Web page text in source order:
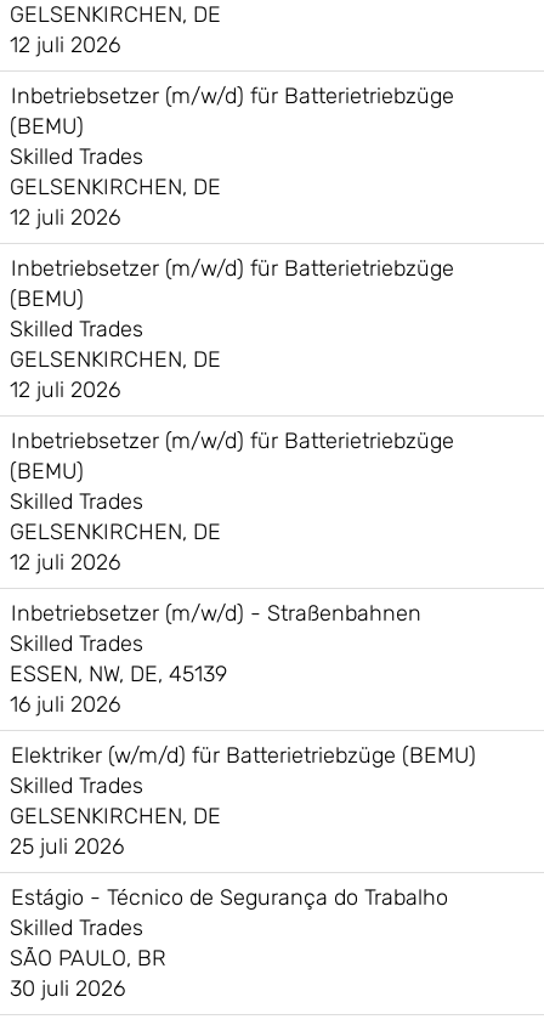
GELSENKIRCHEN, DE
12 juli 2026
Inbetriebsetzer (m/w/d) für Batterietriebzüge
(BEMU)
Skilled Trades
GELSENKIRCHEN, DE
12 juli 2026
Inbetriebsetzer (m/w/d) für Batterietriebzüge
(BEMU)
Skilled Trades
GELSENKIRCHEN, DE
12 juli 2026
Inbetriebsetzer (m/w/d) für Batterietriebzüge
(BEMU)
Skilled Trades
GELSENKIRCHEN, DE
12 juli 2026
Inbetriebsetzer (m/w/d) - Straßenbahnen
Skilled Trades
ESSEN, NW, DE, 45139
16 juli 2026
Elektriker (w/m/d) für Batterietriebzüge (BEMU)
Skilled Trades
GELSENKIRCHEN, DE
25 juli 2026
Estágio - Técnico de Segurança do Trabalho
Skilled Trades
SÃO PAULO, BR
30 juli 2026